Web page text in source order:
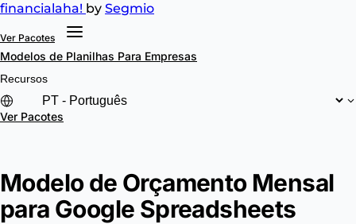
financialaha! by Segmio
Ver Pacotes
Modelos de Planilhas Para Empresas
Recursos
Ver Pacotes
Modelo de Orçamento Mensal
para Google Spreadsheets